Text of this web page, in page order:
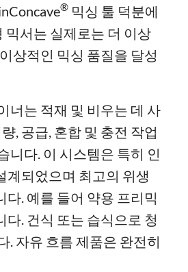
® 믹싱 툴 덕분에
믹서는 실제로는 더 이상
상적인 믹싱 품질을 달성
너는 적재 및 비우는 데 사
, 공급, 혼합 및 충전 작업
니다. 이 시스템은 특히 인
계되었으며 최고의 위생
다. 예를 들어 약용 프리믹
다. 건식 또는 습식으로 청
. 자유 흐름 제품은 완전히